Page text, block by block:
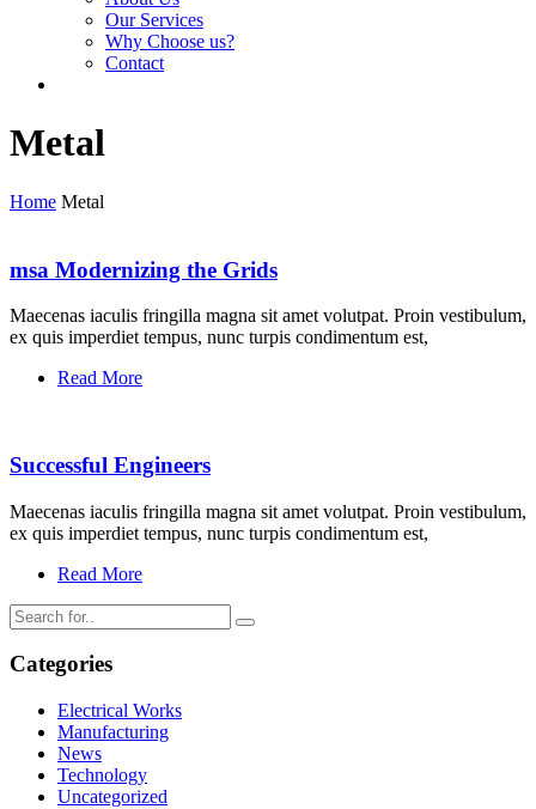
Our Services
Why Choose us?
Contact
Metal
Home Metal
msa Modernizing the Grids
Maecenas iaculis fringilla magna sit amet volutpat. Proin vestibulum,
ex quis imperdiet tempus, nunc turpis condimentum est,
Read More
Successful Engineers
Maecenas iaculis fringilla magna sit amet volutpat. Proin vestibulum,
ex quis imperdiet tempus, nunc turpis condimentum est,
Read More
Categories
Electrical Works
Manufacturing
News
Technology
Uncategorized